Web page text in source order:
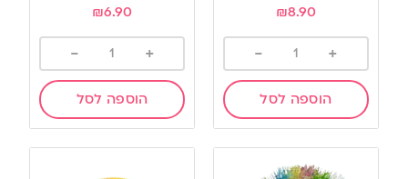
₪8.90
+
-
הוספה לסל
₪6.90
+
-
הוספה לסל